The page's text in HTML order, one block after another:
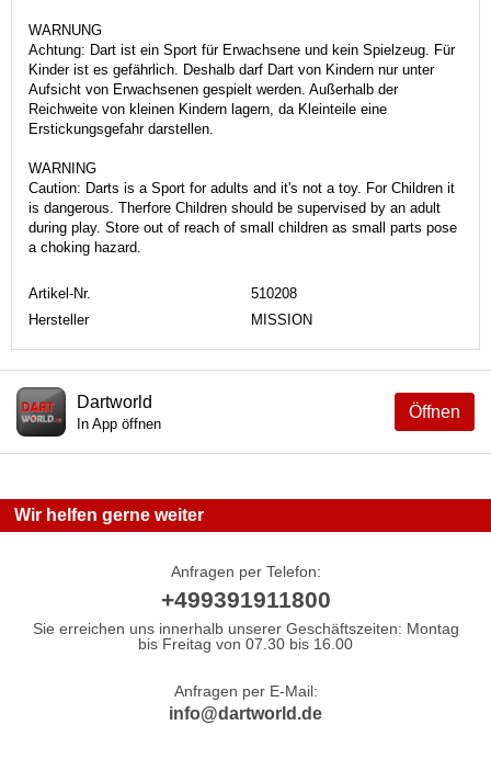
WARNUNG
Achtung: Dart ist ein Sport für Erwachsene und kein Spielzeug. Für
Kinder ist es gefährlich. Deshalb darf Dart von Kindern nur unter
Aufsicht von Erwachsenen gespielt werden. Außerhalb der
Reichweite von kleinen Kindern lagern, da Kleinteile eine
Erstickungsgefahr darstellen.
WARNING
Caution: Darts is a Sport for adults and it's not a toy. For Children it
is dangerous. Therfore Children should be supervised by an adult
during play. Store out of reach of small children as small parts pose
a choking hazard.
Artikel-Nr.
510208
Hersteller
MISSION
Öffnen
Dartworld
In App öffnen
Wir helfen gerne weiter
Anfragen per Telefon:
+499391911800
Sie erreichen uns innerhalb unserer Geschäftszeiten: Montag
bis Freitag von 07.30 bis 16.00
Anfragen per E-Mail:
info@dartworld.de